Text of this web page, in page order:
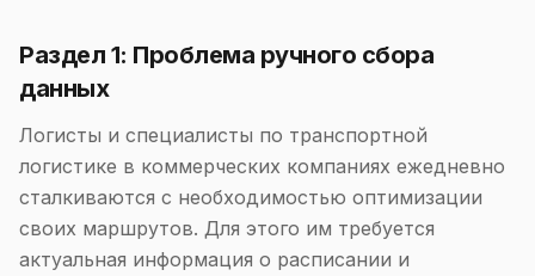
Раздел 1: Проблема ручного сбора
данных
Логисты и специалисты по транспортной
логистике в коммерческих компаниях ежедневно
сталкиваются с необходимостью оптимизации
своих маршрутов. Для этого им требуется
актуальная информация о расписании и